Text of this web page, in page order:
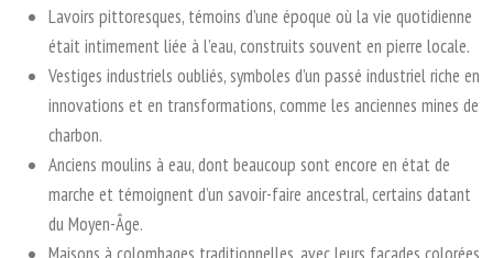
Lavoirs pittoresques, témoins d’une époque où la vie quotidienne
était intimement liée à l’eau, construits souvent en pierre locale.
Vestiges industriels oubliés, symboles d’un passé industriel riche en
innovations et en transformations, comme les anciennes mines de
charbon.
Anciens moulins à eau, dont beaucoup sont encore en état de
marche et témoignent d’un savoir-faire ancestral, certains datant
du Moyen-Âge.